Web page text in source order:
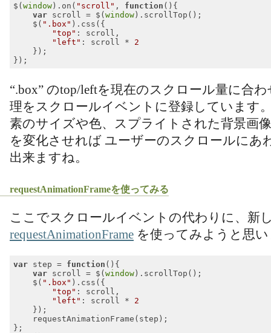
$(window).on( "scroll" , function ( ) {
var scroll = $(window).scrollTop();
    $(
".box" ).css({
"top" : scroll,
"left" : scroll * 2
    });
“.box” のtop/leftを現在のスクロール量に合
理をスクロールイベントに登録しています
素のサイズや色、スプライトされた背景画
を変化させれば ユーザーのスクロールにあ
出来ますね。
requestAnimationFrameを使ってみる
ここでスクロールイベントの代わりに、新
requestAnimationFrame を使ってみようと思
var step = function ( ) {
var scroll = $(window).scrollTop();
    $(
".box" ).css({
"top" : scroll,
"left" : scroll * 2
    });
    requestAnimationFrame(step);
};